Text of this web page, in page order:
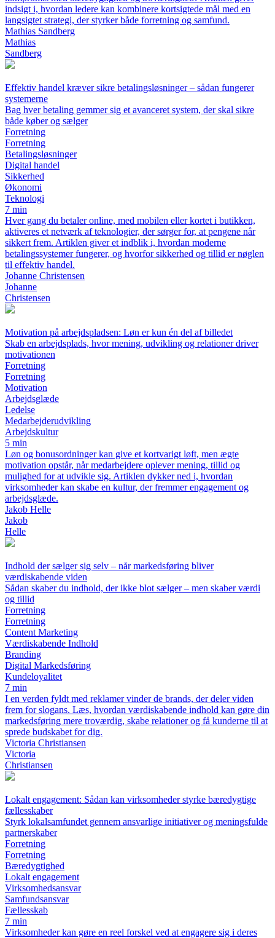
indsigt i, hvordan ledere kan kombinere kortsigtede mål med en
langsigtet strategi, der styrker både forretning og samfund.
Mathias Sandberg
Mathias
Sandberg
Effektiv handel kræver sikre betalingsløsninger – sådan fungerer
systemerne
Bag hver betaling gemmer sig et avanceret system, der skal sikre
både køber og sælger
Forretning
Forretning
Betalingsløsninger
Digital handel
Sikkerhed
Økonomi
Teknologi
7 min
Hver gang du betaler online, med mobilen eller kortet i butikken,
aktiveres et netværk af teknologier, der sørger for, at pengene når
sikkert frem. Artiklen giver et indblik i, hvordan moderne
betalingssystemer fungerer, og hvorfor sikkerhed og tillid er nøglen
til effektiv handel.
Johanne Christensen
Johanne
Christensen
Motivation på arbejdspladsen: Løn er kun én del af billedet
Skab en arbejdsplads, hvor mening, udvikling og relationer driver
motivationen
Forretning
Forretning
Motivation
Arbejdsglæde
Ledelse
Medarbejderudvikling
Arbejdskultur
5 min
Løn og bonusordninger kan give et kortvarigt løft, men ægte
motivation opstår, når medarbejdere oplever mening, tillid og
mulighed for at udvikle sig. Artiklen dykker ned i, hvordan
virksomheder kan skabe en kultur, der fremmer engagement og
arbejdsglæde.
Jakob Helle
Jakob
Helle
Indhold der sælger sig selv – når markedsføring bliver
værdiskabende viden
Sådan skaber du indhold, der ikke blot sælger – men skaber værdi
og tillid
Forretning
Forretning
Content Marketing
Værdiskabende Indhold
Branding
Digital Markedsføring
Kundeloyalitet
7 min
I en verden fyldt med reklamer vinder de brands, der deler viden
frem for slogans. Læs, hvordan værdiskabende indhold kan gøre din
markedsføring mere troværdig, skabe relationer og få kunderne til at
sprede budskabet for dig.
Victoria Christiansen
Victoria
Christiansen
Lokalt engagement: Sådan kan virksomheder styrke bæredygtige
fællesskaber
Styrk lokalsamfundet gennem ansvarlige initiativer og meningsfulde
partnerskaber
Forretning
Forretning
Bæredygtighed
Lokalt engagement
Virksomhedsansvar
Samfundsansvar
Fællesskab
7 min
Virksomheder kan gøre en reel forskel ved at engagere sig i deres